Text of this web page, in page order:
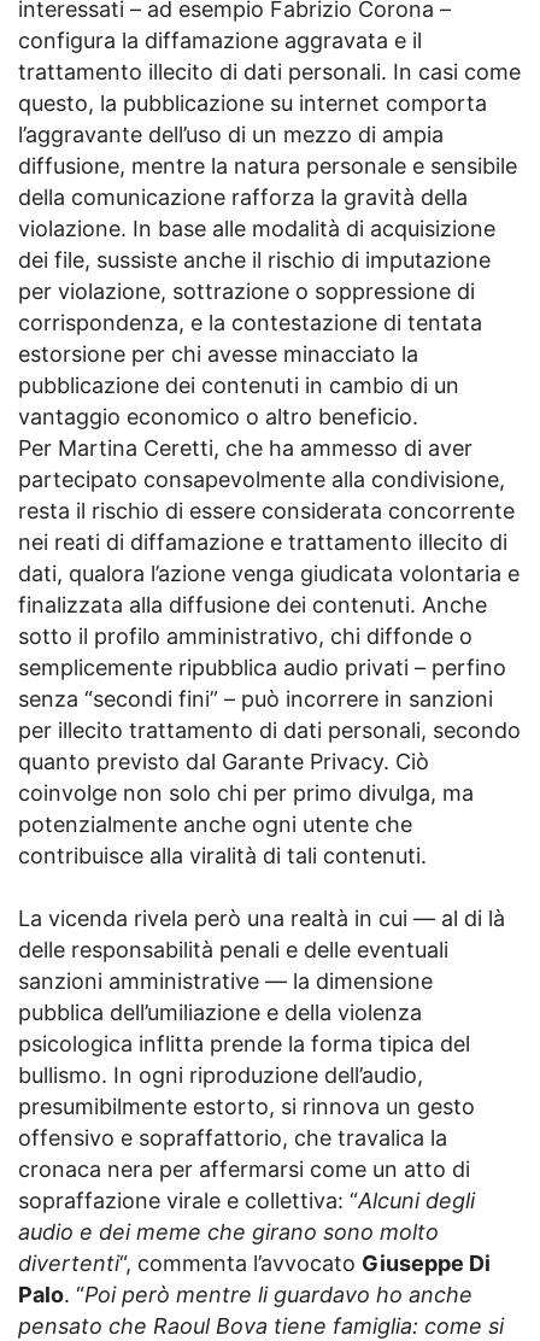
interessati – ad esempio Fabrizio Corona –
configura la diffamazione aggravata e il
trattamento illecito di dati personali. In casi come
questo, la pubblicazione su internet comporta
l’aggravante dell’uso di un mezzo di ampia
diffusione, mentre la natura personale e sensibile
della comunicazione rafforza la gravità della
violazione. In base alle modalità di acquisizione
dei file, sussiste anche il rischio di imputazione
per violazione, sottrazione o soppressione di
corrispondenza, e la contestazione di tentata
estorsione per chi avesse minacciato la
pubblicazione dei contenuti in cambio di un
vantaggio economico o altro beneficio.
Per Martina Ceretti, che ha ammesso di aver
partecipato consapevolmente alla condivisione,
resta il rischio di essere considerata concorrente
nei reati di diffamazione e trattamento illecito di
dati, qualora l’azione venga giudicata volontaria e
finalizzata alla diffusione dei contenuti. Anche
sotto il profilo amministrativo, chi diffonde o
semplicemente ripubblica audio privati – perfino
senza “secondi fini” – può incorrere in sanzioni
per illecito trattamento di dati personali, secondo
quanto previsto dal Garante Privacy. Ciò
coinvolge non solo chi per primo divulga, ma
potenzialmente anche ogni utente che
contribuisce alla viralità di tali contenuti.
La vicenda rivela però una realtà in cui — al di là
delle responsabilità penali e delle eventuali
sanzioni amministrative — la dimensione
pubblica dell’umiliazione e della violenza
psicologica inflitta prende la forma tipica del
bullismo. In ogni riproduzione dell’audio,
presumibilmente estorto, si rinnova un gesto
offensivo e sopraffattorio, che travalica la
cronaca nera per affermarsi come un atto di
sopraffazione virale e collettiva: “Alcuni degli
audio e dei meme che girano sono molto
divertenti“, commenta l’avvocato Giuseppe Di
Palo. “Poi però mentre li guardavo ho anche
pensato che Raoul Bova tiene famiglia: come si